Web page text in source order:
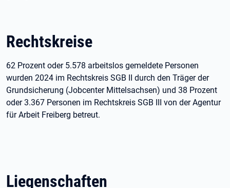
Rechtskreise
62 Prozent oder 5.578 arbeitslos gemeldete Personen
wurden 2024 im Rechtskreis SGB II durch den Träger der
Grundsicherung (Jobcenter Mittelsachsen) und 38 Prozent
oder 3.367 Personen im Rechtskreis SGB III von der Agentur
für Arbeit Freiberg betreut.
Liegenschaften